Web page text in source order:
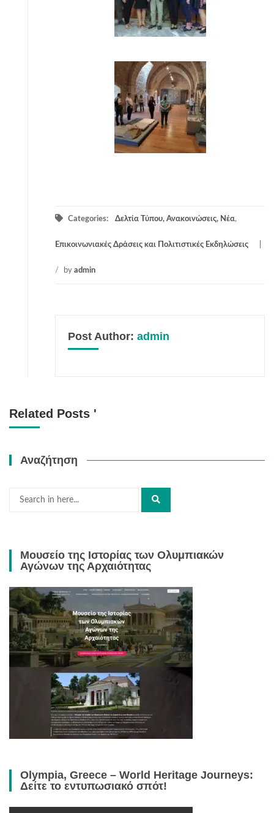
Categories: Δελτία Τύπου, Ανακοινώσεις, Νέα,
Επικοινωνιακές Δράσεις και Πολιτιστικές Εκδηλώσεις
/ by admin
Post Author: admin
Related Posts '
Αναζήτηση
Μουσείο της Ιστορίας των Ολυμπιακών
Αγώνων της Αρχαιότητας
Olympia, Greece – World Heritage Journeys:
Δείτε το εντυπωσιακό σπότ!